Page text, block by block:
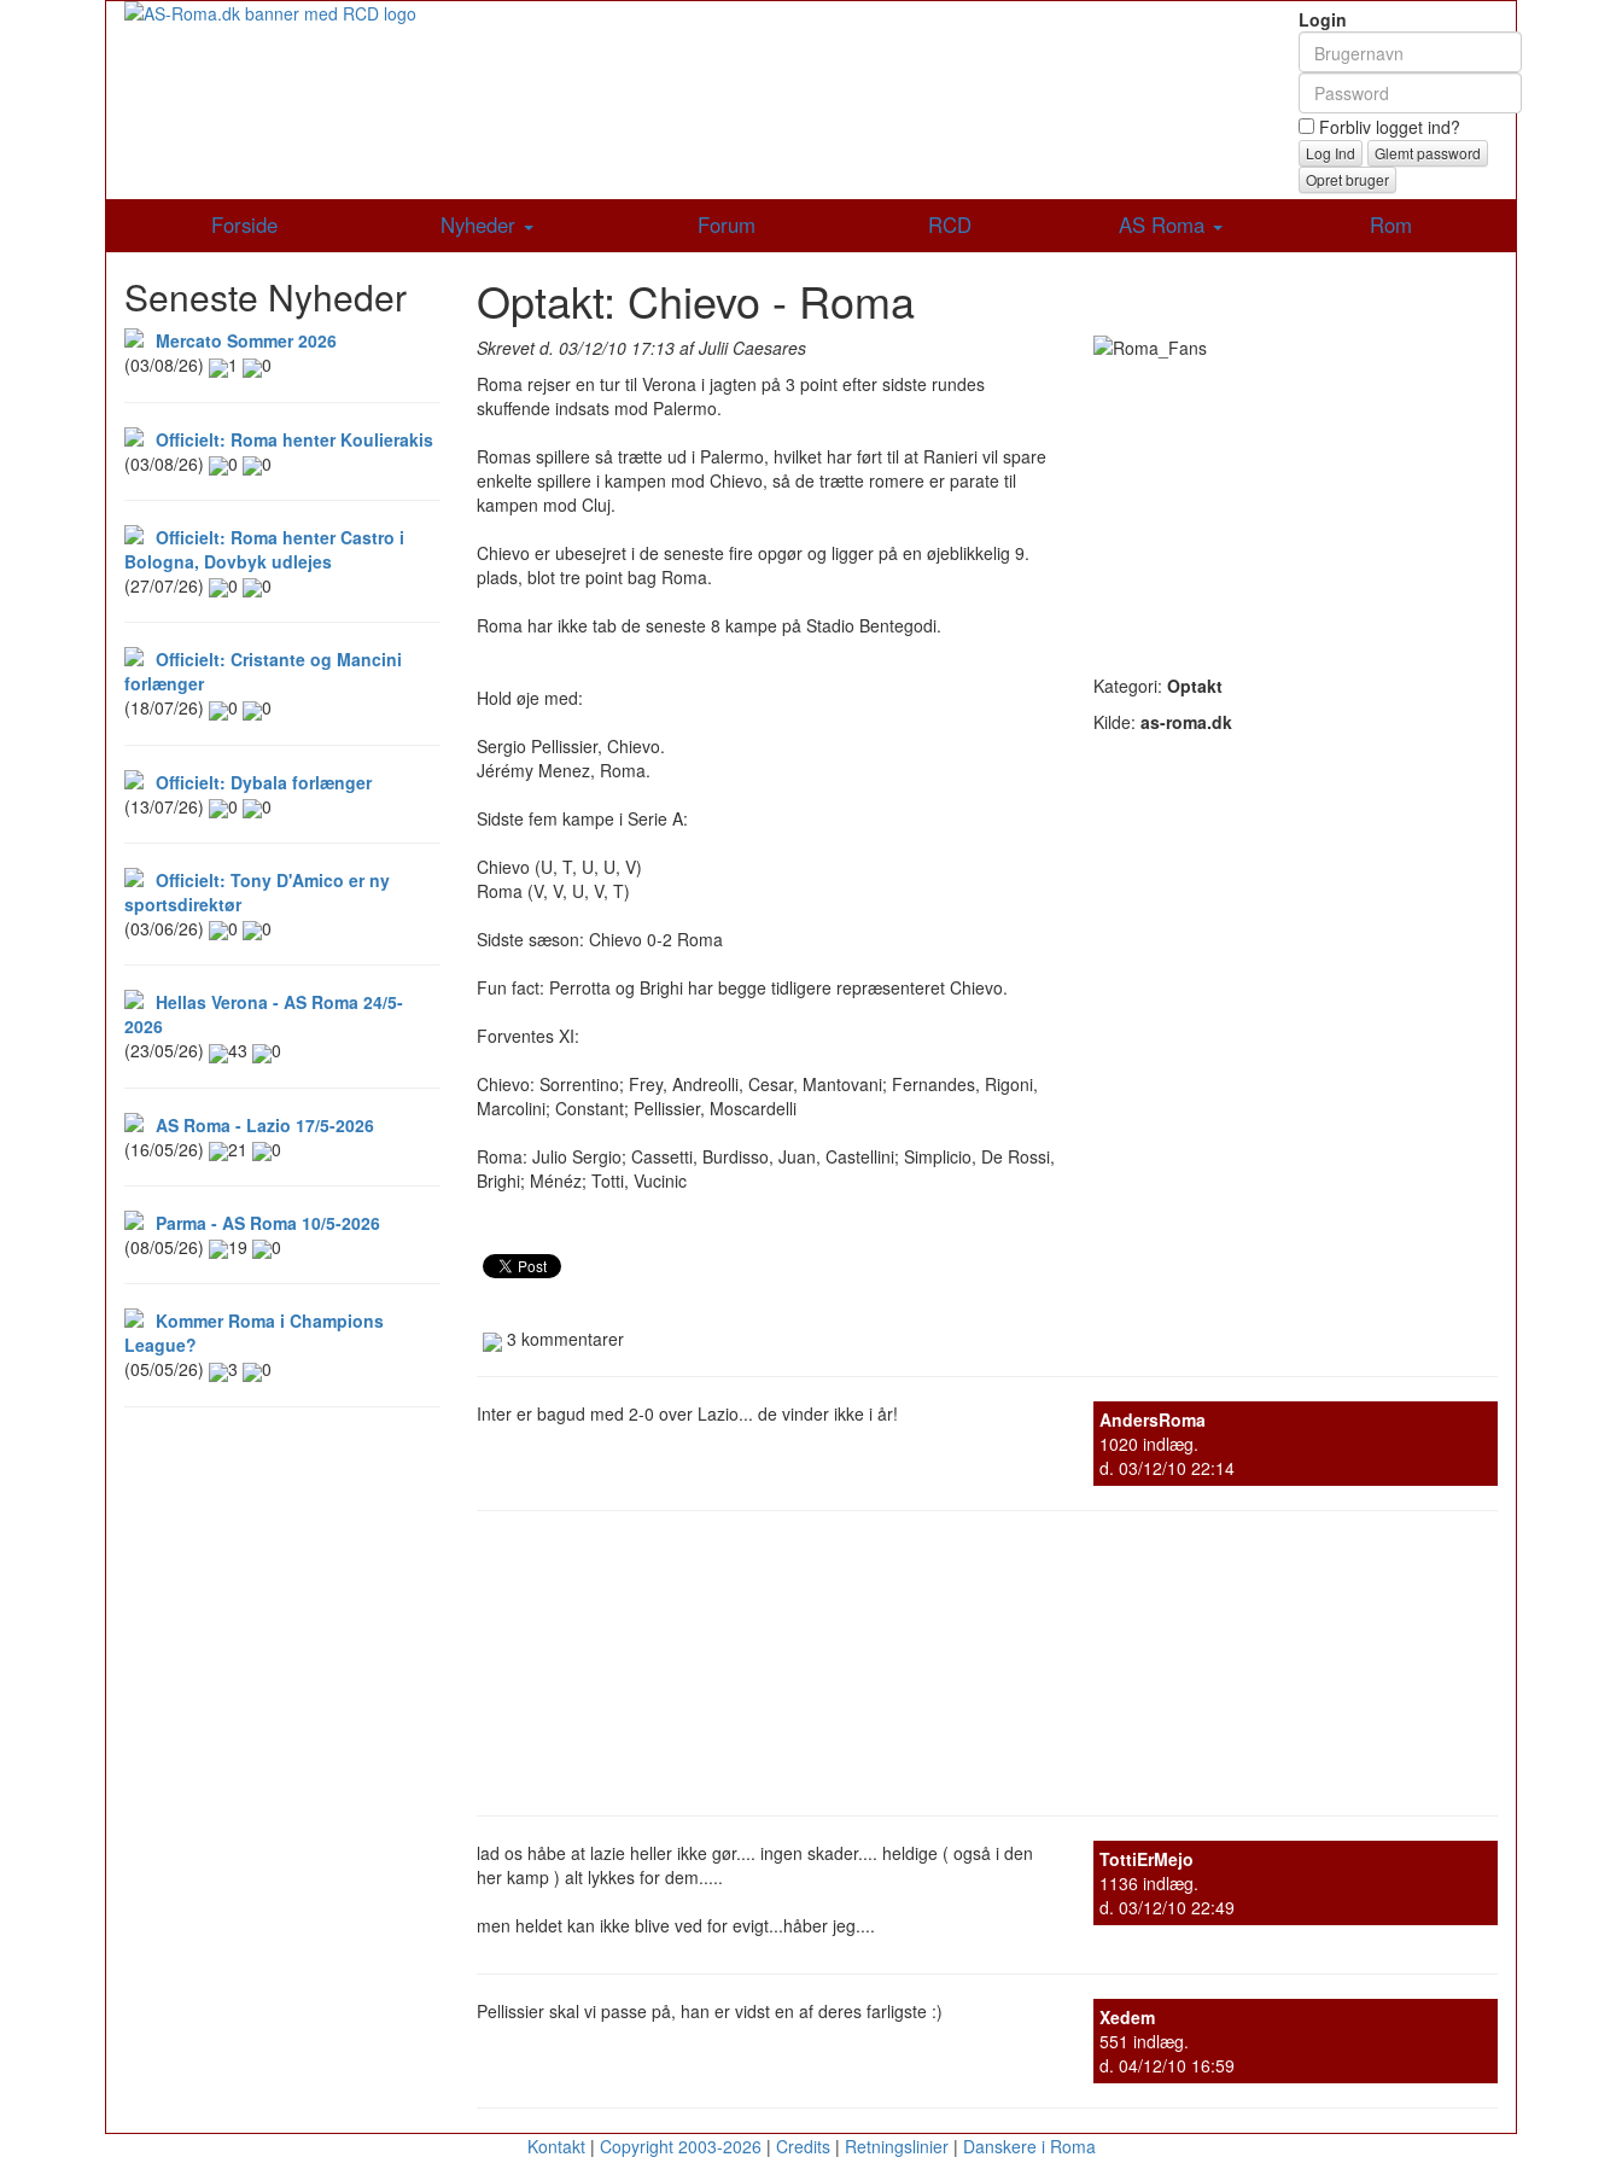
Login
Forbliv logget ind?
Glemt password
Opret bruger
Forside Nyheder Forum RCD AS Roma Rom
Optakt: Chievo - Roma
Kategori: Optakt
Kilde: as-roma.dk
Skrevet d. 03/12/10 17:13 af Julii Caesares
Roma rejser en tur til Verona i jagten på 3 point efter sidste rundes
skuffende indsats mod Palermo.
Romas spillere så trætte ud i Palermo, hvilket har ført til at Ranieri vil spare
enkelte spillere i kampen mod Chievo, så de trætte romere er parate til
kampen mod Cluj.
Chievo er ubesejret i de seneste fire opgør og ligger på en øjeblikkelig 9.
plads, blot tre point bag Roma.
Roma har ikke tab de seneste 8 kampe på Stadio Bentegodi.
Hold øje med:
Sergio Pellissier, Chievo.
Jérémy Menez, Roma.
Sidste fem kampe i Serie A:
Chievo (U, T, U, U, V)
Roma (V, V, U, V, T)
Sidste sæson: Chievo 0-2 Roma
Fun fact: Perrotta og Brighi har begge tidligere repræsenteret Chievo.
Forventes XI:
Chievo: Sorrentino; Frey, Andreolli, Cesar, Mantovani; Fernandes, Rigoni,
Marcolini; Constant; Pellissier, Moscardelli
Roma: Julio Sergio; Cassetti, Burdisso, Juan, Castellini; Simplicio, De Rossi,
Brighi; Ménéz; Totti, Vucinic
3 kommentarer
AndersRoma
1020 indlæg.
d. 03/12/10 22:14
Inter er bagud med 2-0 over Lazio... de vinder ikke i år!
TottiErMejo
1136 indlæg.
d. 03/12/10 22:49
lad os håbe at lazie heller ikke gør.... ingen skader.... heldige ( også i den
her kamp ) alt lykkes for dem.....
men heldet kan ikke blive ved for evigt...håber jeg....
Xedem
551 indlæg.
d. 04/12/10 16:59
Pellissier skal vi passe på, han er vidst en af deres farligste :)
Seneste Nyheder
Mercato Sommer 2026
(03/08/26)
1 0
Officielt: Roma henter Koulierakis
(03/08/26)
0 0
Officielt: Roma henter Castro i
Bologna, Dovbyk udlejes
(27/07/26)
0 0
Officielt: Cristante og Mancini
forlænger
(18/07/26)
0 0
Officielt: Dybala forlænger
(13/07/26)
0 0
Officielt: Tony D'Amico er ny
sportsdirektør
(03/06/26)
0 0
Hellas Verona - AS Roma 24/5-
2026
(23/05/26)
43 0
AS Roma - Lazio 17/5-2026
(16/05/26)
21 0
Parma - AS Roma 10/5-2026
(08/05/26)
19 0
Kommer Roma i Champions
League?
(05/05/26)
3 0
Kontakt| Copyright 2003-2026 | Credits| Retningslinier| Danskere i Roma